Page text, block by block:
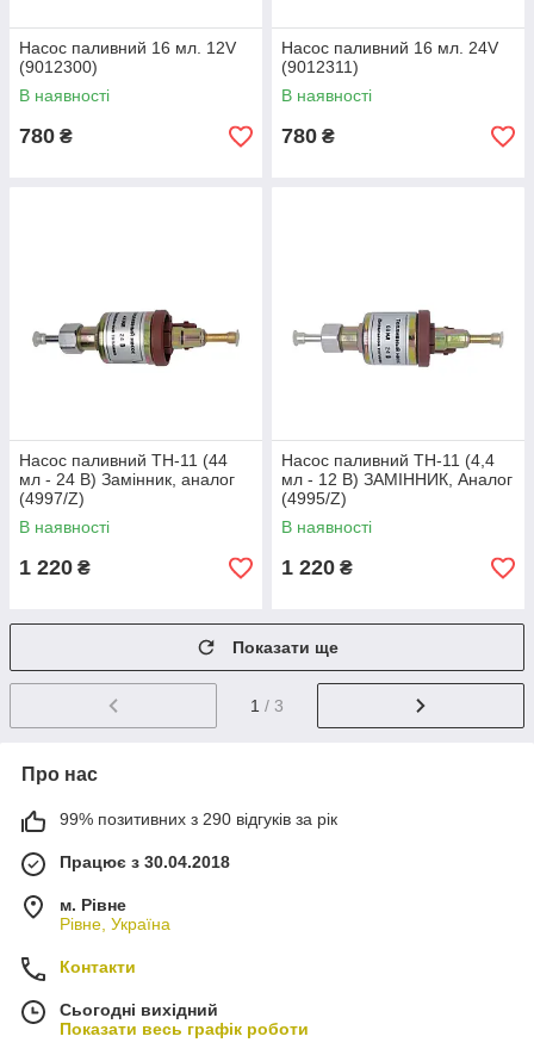
Насос паливний 16 мл. 12V
(9012300)
В наявності
780 ₴
Насос паливний 16 мл. 24V
(9012311)
В наявності
780 ₴
Насос паливний ТН-11 (44
мл - 24 В) Замінник, аналог
(4997/Z)
В наявності
1 220 ₴
Насос паливний ТН-11 (4,4
мл - 12 В) ЗАМІННИК, Аналог
(4995/Z)
В наявності
1 220 ₴
Показати ще
1 / 3
Про нас
99% позитивних з 290 відгуків за рік
Працює з 30.04.2018
м. Рівне
Рівне, Україна
Контакти
Сьогодні вихідний
Показати весь графік роботи